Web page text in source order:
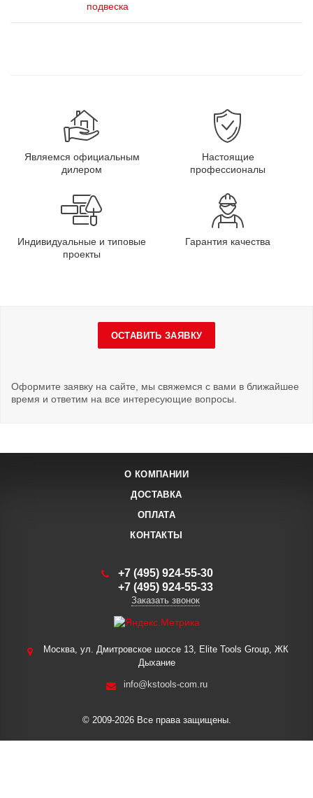
подвеска
Являемся официальным
дилером
Настоящие
профессионалы
Индивидуальные и типовые
проекты
Гарантия качества
ОСТАВИТЬ ЗАЯВКУ
Оформите заявку на сайте, мы свяжемся с вами в ближайшее
время и ответим на все интересующие вопросы.
О КОМПАНИИ
ДОСТАВКА
ОПЛАТА
КОНТАКТЫ
+7 (495) 924-55-30
+7 (495) 924-55-33
Заказать звонок
Москва, ул. Дмитровское шоссе 13, Elite Tools Group, ЖК
Дыхание
info@kstools-com.ru
© 2009-2026 Все права защищены.